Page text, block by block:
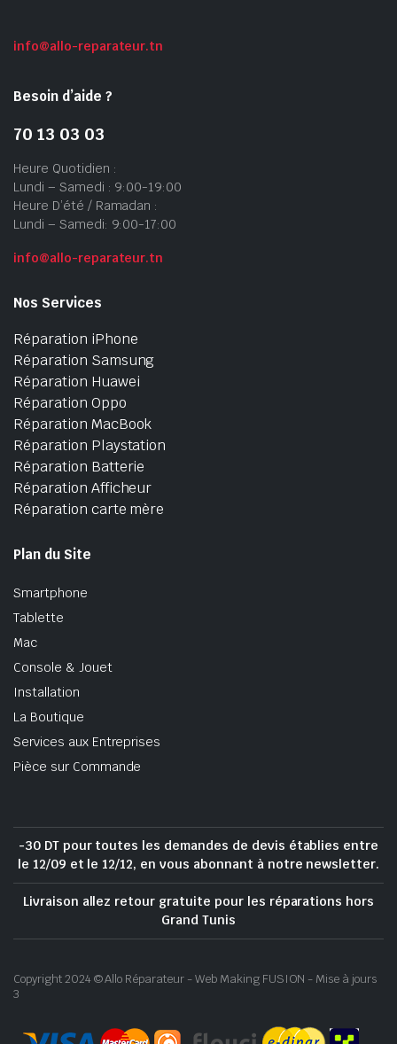
info@allo-reparateur.tn
Besoin d’aide ?
70 13 03 03
Heure Quotidien :
Lundi – Samedi : 9:00-19:00
Heure D’été / Ramadan :
Lundi – Samedi: 9:00-17:00
info@allo-reparateur.tn
Nos Services
Réparation iPhone
Réparation Samsung
Réparation Huawei
Réparation Oppo
Réparation MacBook
Réparation Playstation
Réparation Batterie
Réparation Afficheur
Réparation carte mère
Plan du Site
Smartphone
Tablette
Mac
Console & Jouet
Installation
La Boutique
Services aux Entreprises
Pièce sur Commande
-30 DT pour toutes les demandes de devis établies entre
le 12/09 et le 12/12, en vous abonnant à notre newsletter.
Livraison allez retour gratuite pour les réparations hors
Grand Tunis
Copyright 2024 © Allo Réparateur - Web Making FUSION - Mise à jours
3